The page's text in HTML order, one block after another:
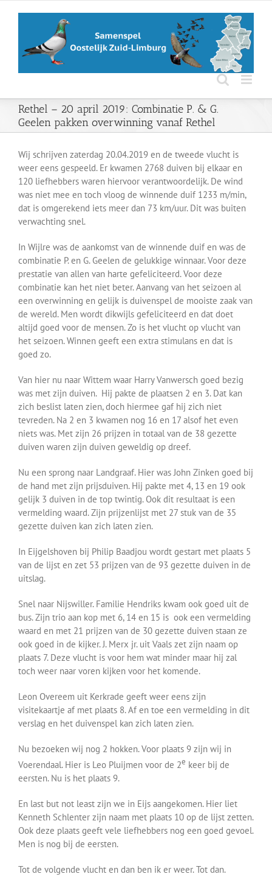
Rethel – 20 april 2019: Combinatie P. & G.
Geelen pakken overwinning vanaf Rethel
Wij schrijven zaterdag 20.04.2019 en de tweede vlucht is
weer eens gespeeld. Er kwamen 2768 duiven bij elkaar en
120 liefhebbers waren hiervoor verantwoordelijk. De wind
was niet mee en toch vloog de winnende duif 1233 m/min,
dat is omgerekend iets meer dan 73 km/uur. Dit was buiten
verwachting snel.
In Wijlre was de aankomst van de winnende duif en was de
combinatie P. en G. Geelen de gelukkige winnaar. Voor deze
prestatie van allen van harte gefeliciteerd. Voor deze
combinatie kan het niet beter. Aanvang van het seizoen al
een overwinning en gelijk is duivenspel de mooiste zaak van
de wereld. Men wordt dikwijls gefeliciteerd en dat doet
altijd goed voor de mensen. Zo is het vlucht op vlucht van
het seizoen. Winnen geeft een extra stimulans en dat is
goed zo.
Van hier nu naar Wittem waar Harry Vanwersch goed bezig
was met zijn duiven. Hij pakte de plaatsen 2 en 3. Dat kan
zich beslist laten zien, doch hiermee gaf hij zich niet
tevreden. Na 2 en 3 kwamen nog 16 en 17 alsof het even
niets was. Met zijn 26 prijzen in totaal van de 38 gezette
duiven waren zijn duiven geweldig op dreef.
Nu een sprong naar Landgraaf. Hier was John Zinken goed bij
de hand met zijn prijsduiven. Hij pakte met 4, 13 en 19 ook
gelijk 3 duiven in de top twintig. Ook dit resultaat is een
vermelding waard. Zijn prijzenlijst met 27 stuk van de 35
gezette duiven kan zich laten zien.
In Eijgelshoven bij Philip Baadjou wordt gestart met plaats 5
van de lijst en zet 53 prijzen van de 93 gezette duiven in de
uitslag.
Snel naar Nijswiller. Familie Hendriks kwam ook goed uit de
bus. Zijn trio aan kop met 6, 14 en 15 is ook een vermelding
waard en met 21 prijzen van de 30 gezette duiven staan ze
ook goed in de kijker. J. Merx jr. uit Vaals zet zijn naam op
plaats 7. Deze vlucht is voor hem wat minder maar hij zal
toch weer naar voren kijken voor het komende.
Leon Overeem uit Kerkrade geeft weer eens zijn
visitekaartje af met plaats 8. Af en toe een vermelding in dit
verslag en het duivenspel kan zich laten zien.
Nu bezoeken wij nog 2 hokken. Voor plaats 9 zijn wij in
Voerendaal. Hier is Leo Pluijmen voor de 2e keer bij de
eersten. Nu is het plaats 9.
En last but not least zijn we in Eijs aangekomen. Hier liet
Kenneth Schlenter zijn naam met plaats 10 op de lijst zetten.
Ook deze plaats geeft vele liefhebbers nog een goed gevoel.
Men is nog bij de eersten.
Tot de volgende vlucht en dan ben ik er weer. Tot dan.